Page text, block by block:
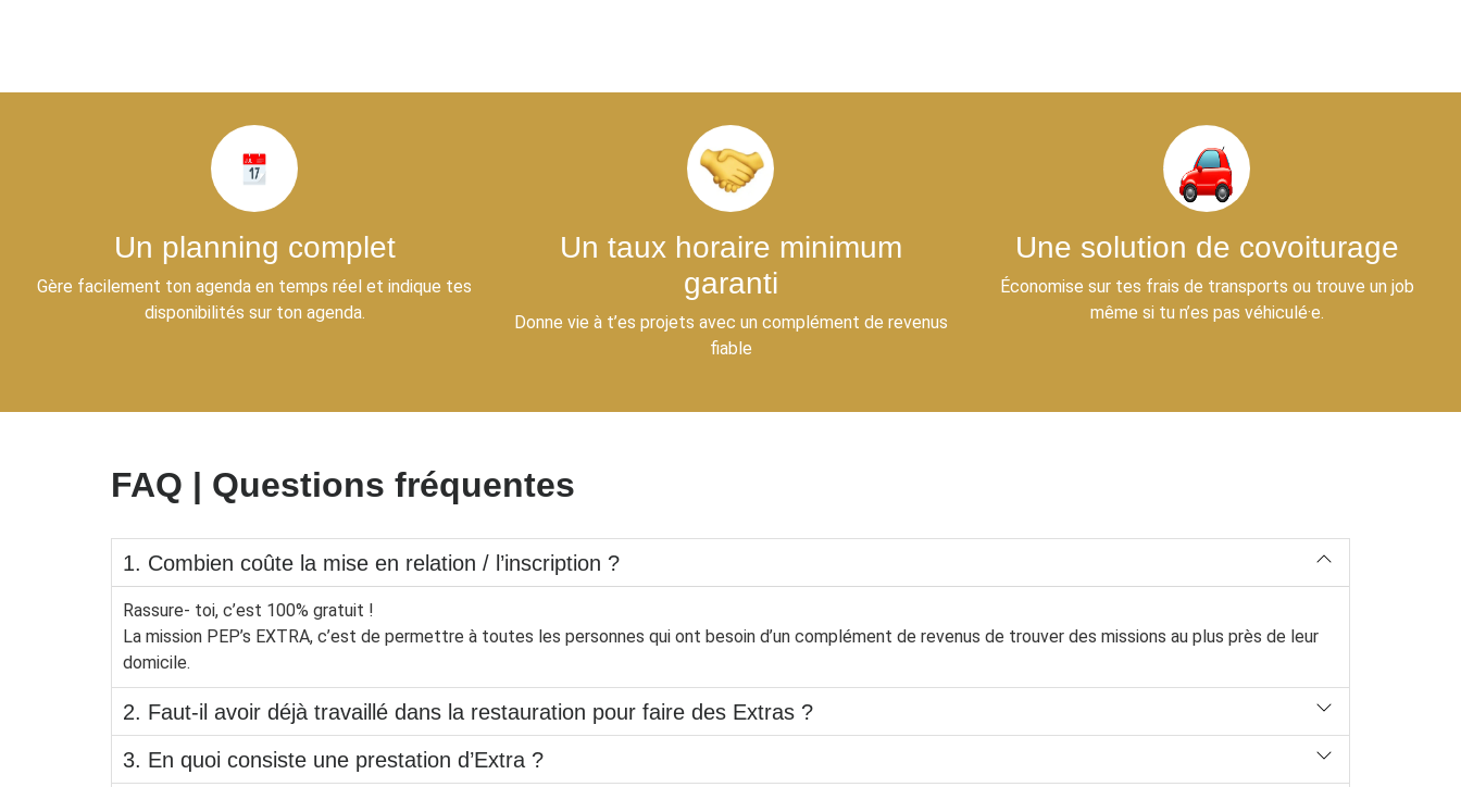
Un planning complet
Gère facilement ton agenda en temps réel et indique tes
disponibilités sur ton agenda.
Un taux horaire minimum
garanti
Donne vie à t’es projets avec un complément de revenus
fiable
Une solution de covoiturage
Économise sur tes frais de transports ou trouve un job
même si tu n’es pas véhiculé·e.
FAQ | Questions fréquentes
1. Combien coûte la mise en relation / l’inscription ?
Rassure- toi, c’est 100% gratuit !
La mission PEP’s EXTRA, c’est de permettre à toutes les personnes qui ont besoin d’un complément de revenus de trouver des missions au plus près de leur
domicile.
2. Faut-il avoir déjà travaillé dans la restauration pour faire des Extras ?
3. En quoi consiste une prestation d’Extra ?